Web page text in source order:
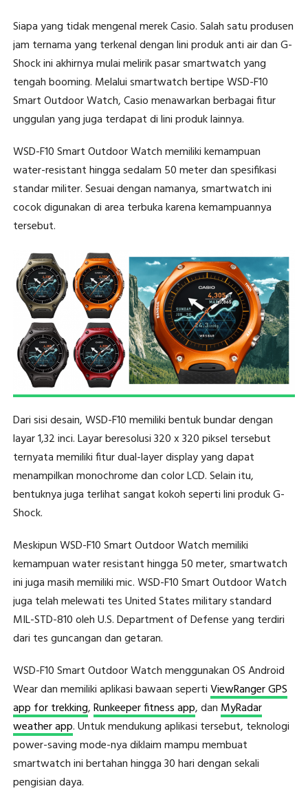
Siapa yang tidak mengenal merek Casio. Salah satu produsen
jam ternama yang terkenal dengan lini produk anti air dan G-
Shock ini akhirnya mulai melirik pasar smartwatch yang
tengah booming. Melalui smartwatch bertipe WSD-F10
Smart Outdoor Watch, Casio menawarkan berbagai fitur
unggulan yang juga terdapat di lini produk lainnya.
WSD-F10 Smart Outdoor Watch memiliki kemampuan
water-resistant hingga sedalam 50 meter dan spesifikasi
standar militer. Sesuai dengan namanya, smartwatch ini
cocok digunakan di area terbuka karena kemampuannya
tersebut.
Dari sisi desain, WSD-F10 memiliki bentuk bundar dengan
layar 1,32 inci. Layar beresolusi 320 x 320 piksel tersebut
ternyata memiliki fitur dual-layer display yang dapat
menampilkan monochrome dan color LCD. Selain itu,
bentuknya juga terlihat sangat kokoh seperti lini produk G-
Shock.
Meskipun WSD-F10 Smart Outdoor Watch memiliki
kemampuan water resistant hingga 50 meter, smartwatch
ini juga masih memiliki mic. WSD-F10 Smart Outdoor Watch
juga telah melewati tes United States military standard
MIL-STD-810 oleh U.S. Department of Defense yang terdiri
dari tes guncangan dan getaran.
WSD-F10 Smart Outdoor Watch menggunakan OS Android
Wear dan memiliki aplikasi bawaan sepertiViewRanger GPS
app for trekking,Runkeeper fitness app, dan MyRadar
weather app. Untuk mendukung aplikasi tersebut, teknologi
power-saving mode-nya diklaim mampu membuat
smartwatch ini bertahan hingga 30 hari dengan sekali
pengisian daya.